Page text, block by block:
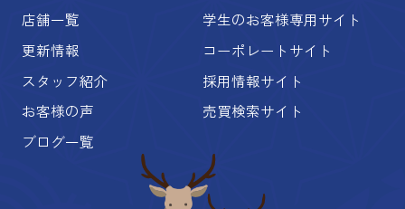
店舗一覧
更新情報
スタッフ紹介
お客様の声
ブログ一覧
学生のお客様専用サイト
コーポレートサイト
採用情報サイト
売買検索サイト